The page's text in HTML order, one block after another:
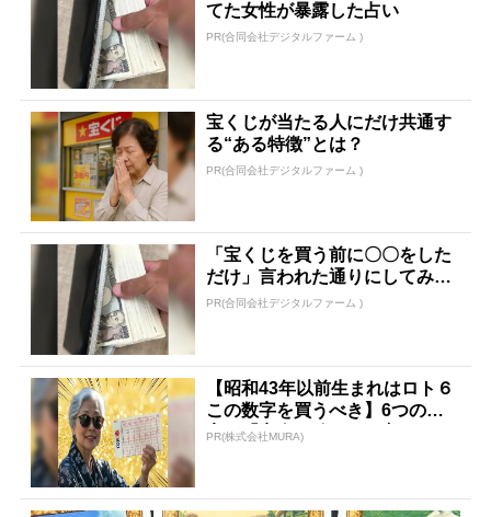
てた女性が暴露した占い
PR(合同会社デジタルファーム )
宝くじが当たる人にだけ共通す
る“ある特徴”とは？
PR(合同会社デジタルファーム )
「宝くじを買う前に〇〇をした
だけ」言われた通りにしてみた
ら…
PR(合同会社デジタルファーム )
【昭和43年以前生まれはロト６
この数字を買うべき】6つの数
字が「完全一致」する方...
PR(株式会社MURA)